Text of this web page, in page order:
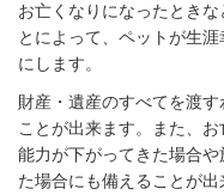
お亡くなりになったときな
とによって、ペットが生
にします。
財産・遺産のすべてを渡
ことが出来ます。また、
能力が下がってきた場合
た場合にも備えることが出